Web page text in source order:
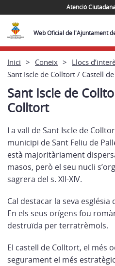
Atenció
Web Oficial de l'Ajuntament
Inici Coneix
Llocs
Sant Iscle de Colltort / Castell
Sant Iscle de
Colltort
La vall de Sant Iscle de
municipi de Sant Feliu de
està majoritàriament
masos, però el seu nucli
sagrera del s. XII-XIV.
Cal destacar la seva
En els seus orígens fou
destruïda per terratrèmols.
El castell de Colltort, el més
segurament el més